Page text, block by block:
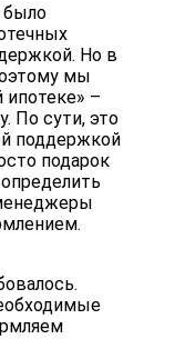
было
Но в
мы
ипотеке» –
По сути, это
поддержкой
подарок